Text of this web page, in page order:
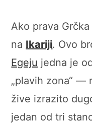
Ako prava
na Ikariji. Ovo
Egeju jedna je
„plavih zona“ —
žive izrazito
jedan od tri